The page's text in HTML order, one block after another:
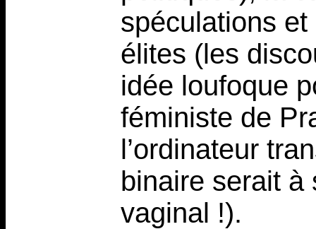
spéculations
élites (les
idée loufoque
féministe de
l’ordinateur
binaire serait à
vaginal !).